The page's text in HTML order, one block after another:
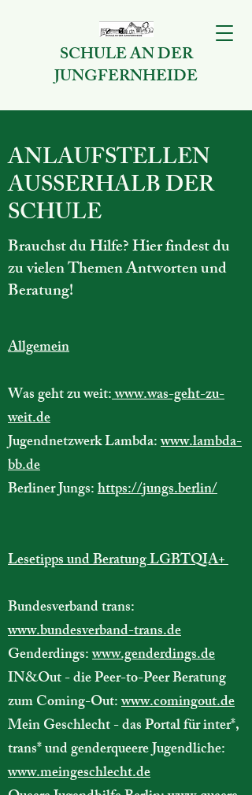
SCHULE AN DER
JUNGFERNHEIDE
ANLAUFSTELLEN
AUSSERHALB DER
SCHULE
Brauchst du Hilfe? Hier findest du
zu vielen Themen Antworten und
Beratung!
Allgemein
Was geht zu weit:www.was-geht-zu-
weit.de
Jugendnetzwerk Lambda:www.lambda-
bb.de
Berliner Jungs:https://jungs.berlin/
Lesetipps und Beratung LGBTQIA+
Bundesverband trans:
www.bundesverband-trans.de
Genderdings:www.genderdings.de
IN&Out - die Peer-to-Peer Beratung
zum Coming-Out:www.comingout.de
Mein Geschlecht - das Portal für inter*,
trans* und genderqueere Jugendliche:
www.meingeschlecht.de